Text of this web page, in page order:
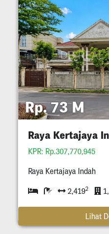
Rp. 73 M
Raya Kertajaya
KPR: Rp.307,770,945
Raya Kertajaya Indah
2,4192
Lihat